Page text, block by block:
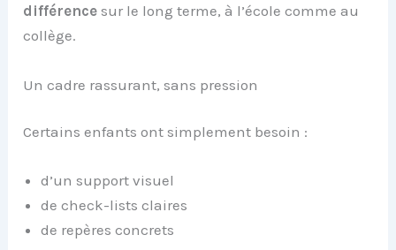
différence sur le long terme, à l’école comme au
collège.
Un cadre rassurant, sans pression
Certains enfants ont simplement besoin :
d’un support visuel
de check-lists claires
de repères concrets